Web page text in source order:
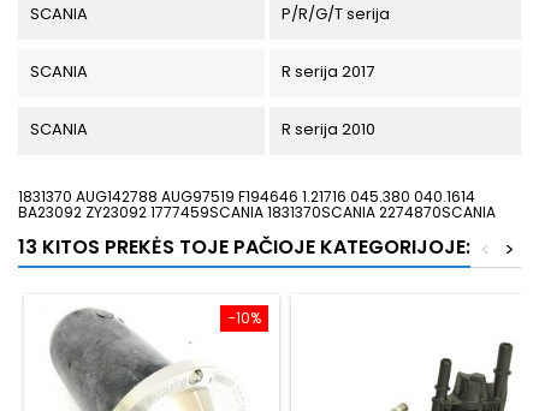
SCANIA P/R/G/T serija
SCANIA R serija 2017
SCANIA R serija 2010
1831370 AUG142788 AUG97519 F194646 1.21716 045.380 040.1614
BA23092 ZY23092 1777459SCANIA 1831370SCANIA 2274870SCANIA
13 KITOS PREKĖS TOJE PAČIOJE KATEGORIJOJE: >
<
−10%